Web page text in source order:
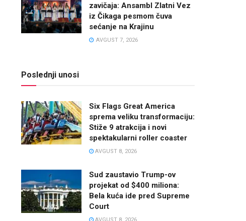
zavičaja: Ansambl Zlatni Vez
iz Čikaga pesmom čuva
sećanje na Krajinu
AVGUST 7, 2026
Poslednji unosi
Six Flags Great America
sprema veliku transformaciju:
Stiže 9 atrakcija i novi
spektakularni roller coaster
AVGUST 8, 2026
Sud zaustavio Trump-ov
projekat od $400 miliona:
Bela kuća ide pred Supreme
Court